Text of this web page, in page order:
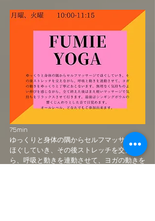
75min
ゆっくりと身体の隅からセルフマッサージで
ほぐしていき、その後ストレッチを交えなが
ら、呼吸と動きを連動させて、ヨガの動きを